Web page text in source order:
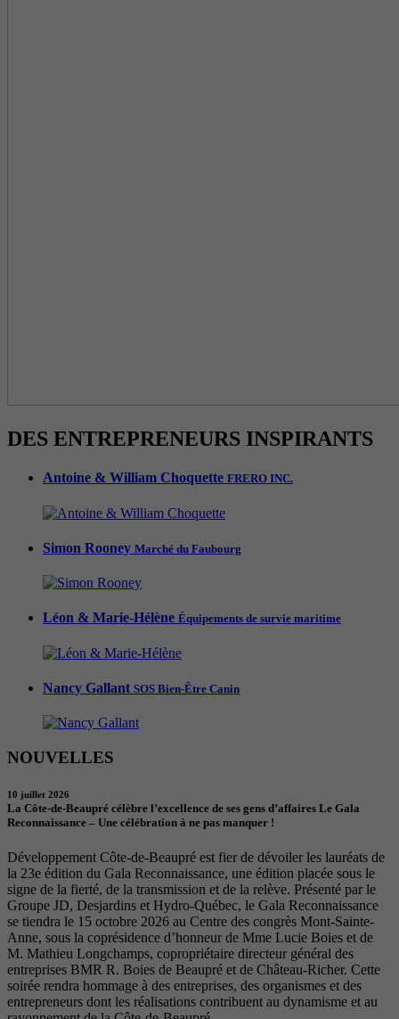
DES ENTREPRENEURS INSPIRANTS
Antoine & William Choquette FRERO INC.
Simon Rooney Marché du Faubourg
Léon & Marie-Hélène Équipements de survie maritime
Nancy Gallant SOS Bien-Être Canin
NOUVELLES
10 juillet 2026
La Côte-de-Beaupré célèbre l’excellence de ses gens d’affaires Le Gala
Reconnaissance – Une célébration à ne pas manquer !
Développement Côte-de-Beaupré est fier de dévoiler les lauréats de
la 23e édition du Gala Reconnaissance, une édition placée sous le
signe de la fierté, de la transmission et de la relève. Présenté par le
Groupe JD, Desjardins et Hydro-Québec, le Gala Reconnaissance
se tiendra le 15 octobre 2026 au Centre des congrès Mont-Sainte-
Anne, sous la coprésidence d’honneur de Mme Lucie Boies et de
M. Mathieu Longchamps, copropriétaire directeur général des
entreprises BMR R. Boies de Beaupré et de Château-Richer. Cette
soirée rendra hommage à des entreprises, des organismes et des
entrepreneurs dont les réalisations contribuent au dynamisme et au